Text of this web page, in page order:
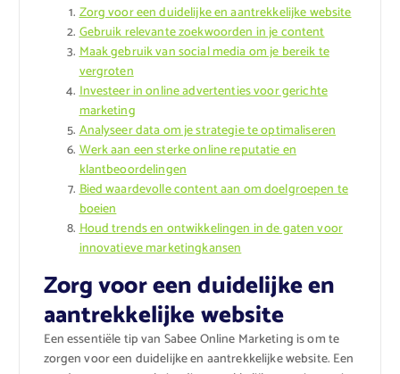
Zorg voor een duidelijke en aantrekkelijke website
Gebruik relevante zoekwoorden in je content
Maak gebruik van social media om je bereik te
vergroten
Investeer in online advertenties voor gerichte
marketing
Analyseer data om je strategie te optimaliseren
Werk aan een sterke online reputatie en
klantbeoordelingen
Bied waardevolle content aan om doelgroepen te
boeien
Houd trends en ontwikkelingen in de gaten voor
innovatieve marketingkansen
Zorg voor een duidelijke en
aantrekkelijke website
Een essentiële tip van Sabee Online Marketing is om te
zorgen voor een duidelijke en aantrekkelijke website. Een